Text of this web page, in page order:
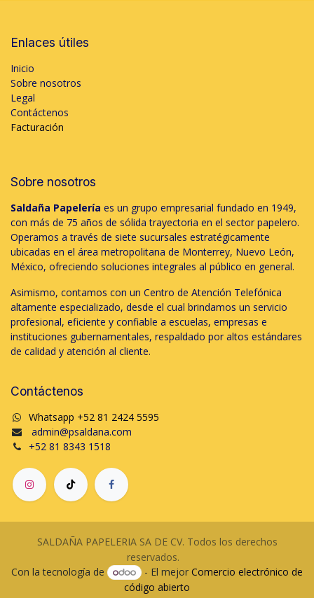
Enlaces útiles
Inicio
Sobre nosotros
Legal
Contáctenos
Facturación
Sobre nosotros
Saldaña Papelería es un grupo empresarial fundado en 1949,
con más de 75 años de sólida trayectoria en el sector papelero.
Operamos a través de siete sucursales estratégicamente
ubicadas en el área metropolitana de Monterrey, Nuevo León,
México, ofreciendo soluciones integrales al público en general.
Asimismo, contamos con un Centro de Atención Telefónica
altamente especializado, desde el cual brindamos un servicio
profesional, eficiente y confiable a escuelas, empresas e
instituciones gubernamentales, respaldado por altos estándares
de calidad y atención al cliente.
Contáctenos
Whatsapp +52 81 2424 5595
admin@psaldana.com
+52 81 8343 1518
SALDAÑA PAPELERIA SA DE CV. Todos los derechos
reservados.
Con la tecnología de
- El mejor Comercio electrónico de
código abierto